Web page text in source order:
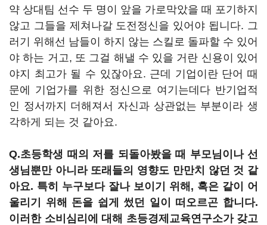
약 상대팀 선수 두 명이 앞을 가로막았을 때 포기하지
않고 그들을 제쳐나갈 도전정신을 있어야 됩니다. 그
러기 위해선 남들이 하지 않는 스킬로 돌파할 수 있어
야 하는 거고, 또 그걸 해낼 수 있을 거란 신용이 있어
야지 최고가 될 수 있잖아요. 근데 기업이란 단어 때
문에 기업가를 위한 정신으로 여기는데다 반기업적
인 정서까지 더해져서 자신과 상관없는 부분이라 생
각하게 되는 것 같아요.
Q.초등학생 때의 저를 되돌아봤을 때 부모님이나 선
생님뿐만 아니라 또래들의 영향도 만만치 않던 것 같
아요. 특히 누구보다 잘나 보이기 위해, 혹은 같이 어
울리기 위해 돈을 쉽게 썼던 일이 떠오르곤 합니다.
이러한 소비심리에 대해 초등경제교육연구소가 갖고